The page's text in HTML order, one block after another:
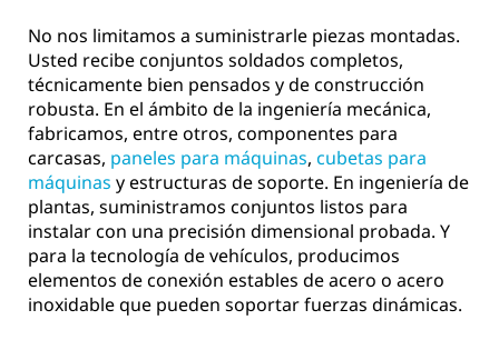
No nos limitamos a suministrarle piezas montadas.
Usted recibe conjuntos soldados completos,
técnicamente bien pensados y de construcción
robusta. En el ámbito de la ingeniería mecánica,
fabricamos, entre otros, componentes para
carcasas, paneles para máquinas, cubetas para
máquinas y estructuras de soporte. En ingeniería de
plantas, suministramos conjuntos listos para
instalar con una precisión dimensional probada. Y
para la tecnología de vehículos, producimos
elementos de conexión estables de acero o acero
inoxidable que pueden soportar fuerzas dinámicas.